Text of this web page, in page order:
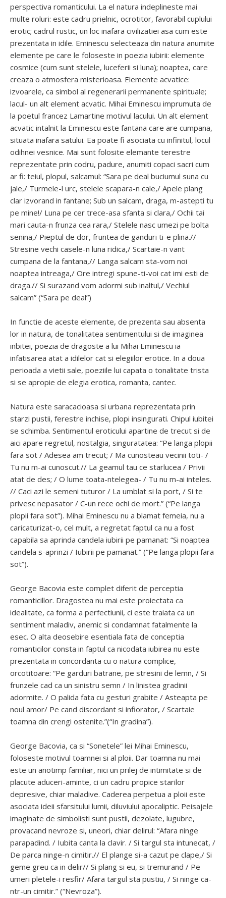
perspectiva romanticului. La el natura indeplineste mai
multe roluri: este cadru prielnic, ocrotitor, favorabil cuplului
erotic; cadrul rustic, un loc inafara civilizatiei asa cum este
prezentata in idile. Eminescu selecteaza din natura anumite
elemente pe care le foloseste in poezia iubirii: elemente
cosmice (cum sunt stelele, luceferii si luna); noaptea, care
creaza o atmosfera misterioasa. Elemente acvatice:
izvoarele, ca simbol al regenerarii permanente spirituale;
lacul- un alt element acvatic. Mihai Eminescu imprumuta de
la poetul francez Lamartine motivul lacului. Un alt element
acvatic intalnit la Eminescu este fantana care are cumpana,
situata inafara satului. Ea poate fi asociata cu infinitul, locul
odihnei vesnice. Mai sunt folosite elemante terestre
reprezentate prin codru, padure, anumiti copaci sacri cum
ar fi: teiul, plopul, salcamul: “Sara pe deal buciumul suna cu
jale,/ Turmele-l urc, stelele scapara-n cale,/ Apele plang
clar izvorand in fantane; Sub un salcam, draga, m-astepti tu
pe mine!/ Luna pe cer trece-asa sfanta si clara,/ Ochii tai
mari cauta-n frunza cea rara,/ Stelele nasc umezi pe bolta
senina,/ Pieptul de dor, fruntea de ganduri ti-e plina.//
Stresine vechi casele-n luna ridica,/ Scartaie-n vant
cumpana de la fantana,// Langa salcam sta-vom noi
noaptea intreaga,/ Ore intregi spune-ti-voi cat imi esti de
draga.// Si surazand vom adormi sub inaltul,/ Vechiul
salcam” (“Sara pe deal”)
In functie de aceste elemente, de prezenta sau absenta
lor in natura, de tonalitatea sentimentului si de imaginea
inbitei, poezia de dragoste a lui Mihai Eminescu ia
infatisarea atat a idilelor cat si elegiilor erotice. In a doua
perioada a vietii sale, poeziile lui capata o tonalitate trista
si se apropie de elegia erotica, romanta, cantec.
Natura este saracacioasa si urbana reprezentata prin
starzi pustii, ferestre inchise, plopi insingurati. Chipul iubitei
se schimba. Sentimentul eroticului apartine de trecut si de
aici apare regretul, nostalgia, singuratatea: “Pe langa plopii
fara sot / Adesea am trecut; / Ma cunosteau vecinii toti- /
Tu nu m-ai cunoscut.// La geamul tau ce starlucea / Privii
atat de des; / O lume toata-ntelegea- / Tu nu m-ai inteles.
// Caci azi le semeni tuturor / La umblat si la port, / Si te
privesc nepasator / C-un rece ochi de mort.” (“Pe langa
plopii fara sot”). Mihai Eminescu nu a blamat femeia, nu a
caricaturizat-o, cel mult, a regretat faptul ca nu a fost
capabila sa aprinda candela iubirii pe pamanat: “Si noaptea
candela s-aprinzi / Iubirii pe pamanat.” (“Pe langa plopii fara
sot”).
George Bacovia este complet diferit de perceptia
romanticillor. Dragostea nu mai este proiectata ca
idealitate, ca forma a perfectiunii, ci este traiata ca un
sentiment maladiv, anemic si condamnat fatalmente la
esec. O alta deosebire esentiala fata de conceptia
romanticilor consta in faptul ca nicodata iubirea nu este
prezentata in concordanta cu o natura complice,
orcotitoare: “Pe garduri batrane, pe stresini de lemn, / Si
frunzele cad ca un sinistru semn / In linistea gradinii
adormite. / O palida fata cu gesturi grabite / Asteapta pe
noul amor/ Pe cand discordant si infiorator, / Scartaie
toamna din crengi ostenite.”(“In gradina”).
George Bacovia, ca si “Sonetele” lei Mihai Eminescu,
foloseste motivul toamnei si al ploii. Dar toamna nu mai
este un anotimp familiar, nici un prilej de intimitate si de
placute aduceri-aminte, ci un cadru propice starilor
depresive, chiar maladive. Caderea perpetua a ploii este
asociata ideii sfarsitului lumii, diluviului apocaliptic. Peisajele
imaginate de simbolisti sunt pustii, dezolate, lugubre,
provacand nevroze si, uneori, chiar delirul: “Afara ninge
parapadind. / Iubita canta la clavir. / Si targul sta intunecat, /
De parca ninge-n cimitir.// El plange si-a cazut pe clape,/ Si
geme greu ca in delir// Si plang si eu, si tremurand / Pe
umeri pletele-i resfir/ Afara targul sta pustiu, / Si ninge ca-
ntr-un cimitir.” (“Nevroza”).